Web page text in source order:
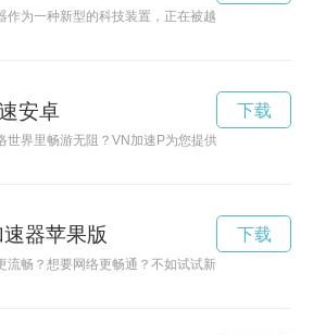
作为一种新型的科技装置，正在被越来越多的科技
安卓
世界里畅游无阻？VN加速P为您提供稳定快速的网
下载
器苹果版
流畅？想要网络更畅通？不如试试新推出的星星加
下载